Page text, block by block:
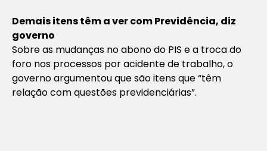
Demais itens têm a ver com Previdência, diz
governo
Sobre as mudanças no abono do PIS e a troca do
foro nos processos por acidente de trabalho, o
governo argumentou que são itens que “têm
relação com questões previdenciárias”.